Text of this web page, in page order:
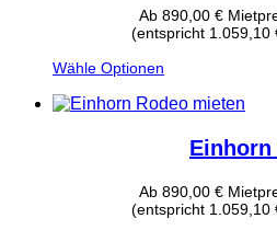
Ab 890,00 €
(entspricht 1.059,10
Wähle Optionen
Einhorn
Ab 890,00 €
(entspricht 1.059,10